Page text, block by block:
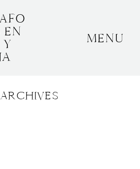
MENU
ARCHIVES
BODAS